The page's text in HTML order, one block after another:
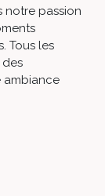
notre passion
Tous les
des
ambiance